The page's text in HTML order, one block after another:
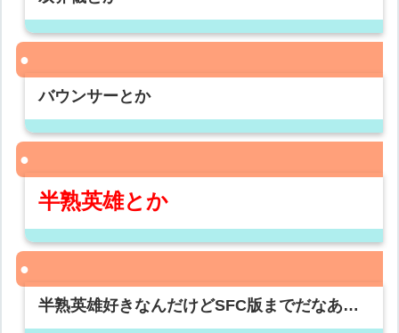
バウンサーとか
半熟英雄とか
半熟英雄好きなんだけどSFC版までだなあ…